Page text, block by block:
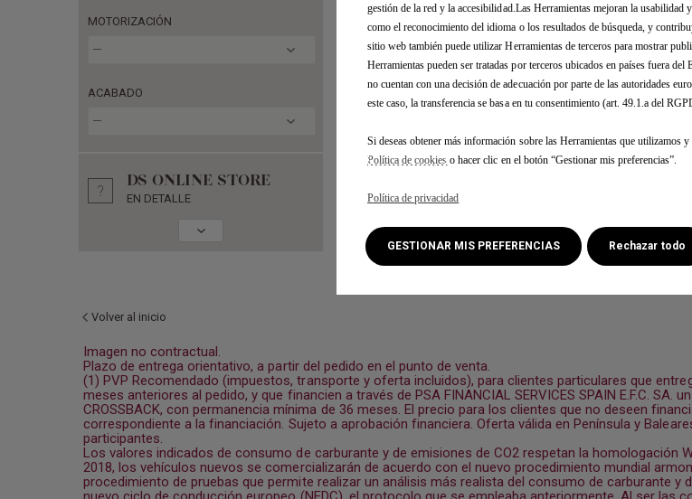
MOTORIZACIÓN
---
ACABADO
---
DS ONLINE STORE
EN DETALLE
Volver al inicio
Imagen no contractual.
Plazo de entrega orientativo, a partir del pedido en el punto de venta.
(1) PVP Recomendado (impuestos, transporte y oferta incluidos), para clientes particulares que
meses anteriores al pedido, y que financien a través de PSA FINANCIAL SERVICES SPAIN E.F.C. SA.
CROSSBACK, con permanencia mínima de 36 meses. El precio para los clientes que no deseen
correspondiente a la financiación. Sujeto a aprobación financiera. Oferta válida en Península y
participantes.
Los valores indicados de consumo de carburante y de emisiones de CO2 respetan la homologación
2018, los vehículos nuevos se comercializarán de acuerdo con el nuevo procedimiento mundial
procedimiento de pruebas que permite realizar un análisis más realista del consumo de carburante
gestión de la red y la accesibilidad.Las Herramientas mejoran la usabilidad
como el reconocimiento del idioma o los resultados de búsqueda, y
sitio web también puede utilizar Herramientas de terceros para mostrar
Herramientas pueden ser tratadas por terceros ubicados en países fuera
no cuentan con una decisión de adecuación por parte de las autoridades
este caso, la transferencia se basa en tu consentimiento (art. 49.1.a del
Si deseas obtener más información sobre las Herramientas que utilizamos
Política de cookies o hacer clic en el botón “Gestionar mis preferencias”.
Política de privacidad
GESTIONAR MIS PREFERENCIAS Rechazar todo